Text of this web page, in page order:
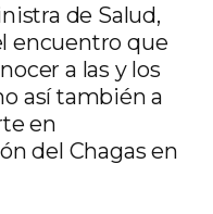
de Salud,
encuentro que
a las y los
así también a
en
del Chagas en